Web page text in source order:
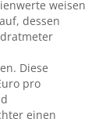
weisen
dessen
Diese
pro
einen